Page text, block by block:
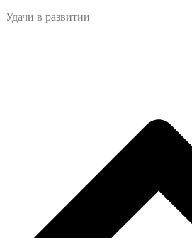
Удачи в развитии